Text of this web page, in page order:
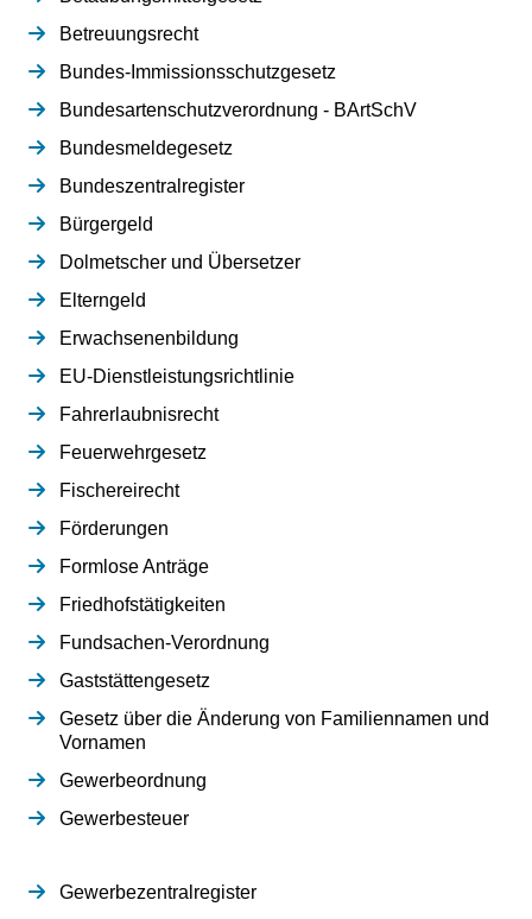
Betreuungsrecht
Bundes-Immissionsschutzgesetz
Bundesartenschutzverordnung - BArtSchV
Bundesmeldegesetz
Bundeszentralregister
Bürgergeld
Dolmetscher und Übersetzer
Elterngeld
Erwachsenenbildung
EU-Dienstleistungsrichtlinie
Fahrerlaubnisrecht
Feuerwehrgesetz
Fischereirecht
Förderungen
Formlose Anträge
Friedhofstätigkeiten
Fundsachen-Verordnung
Gaststättengesetz
Gesetz über die Änderung von Familiennamen und
Vornamen
Gewerbeordnung
Gewerbesteuer
Gewerbezentralregister